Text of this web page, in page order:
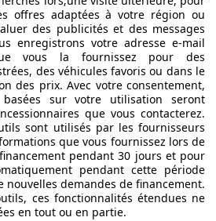
fournies.
Haut
plateforme en ligne de
offres adaptées à votre région ou
des publicités et des messages
enregistrons votre adresse e-mail
vous la fournissez pour des
des véhicules favoris ou dans le
des prix. Avec votre consentement,
sur votre utilisation seront
que vous contacterez.
sont utilisés par les fournisseurs
que vous fournissez lors de
pendant 30 jours et pour
pendant cette période
nouvelles demandes de financement.
ces fonctionnalités étendues ne
en tout ou en partie.